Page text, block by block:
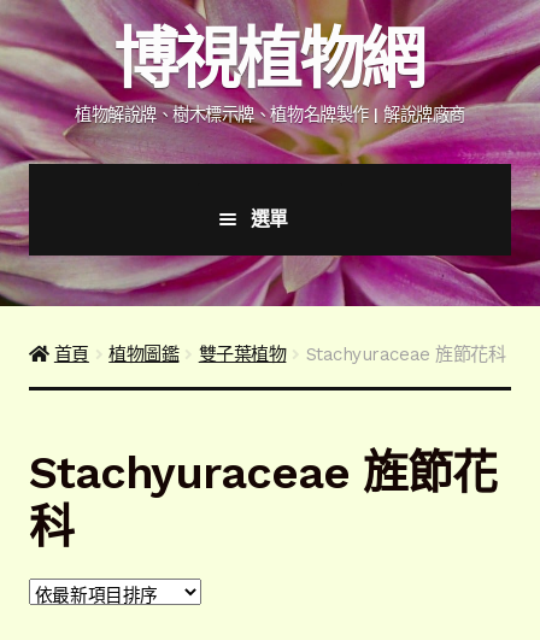
跳
至
導
覽
列
跳
至
主
要
內
容
博視植物網
植物解說牌、樹木標示牌、植物名牌製作 | 解說牌廠商
選單
首頁
產品價格表
下載詢價單
植物圖鑑/標示牌/附件型錄
解說牌規格
首頁 植物圖鑑 雙子葉植物 Stachyuraceae 旌節花科
Stachyuraceae 旌節花
科